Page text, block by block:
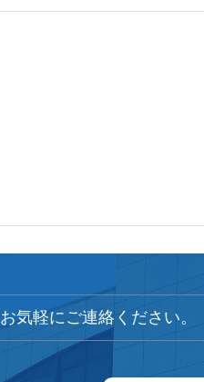
お気軽にご連絡ください。